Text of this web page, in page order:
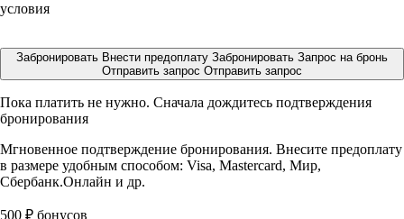
условия
Забронировать Внести предоплату Забронировать Запрос на бронь
Отправить запрос Отправить запрос
Пока платить не нужно. Сначала дождитесь подтверждения
бронирования
Мгновенное подтверждение бронирования. Внесите предоплату
в размере удобным способом: Visa, Mastercard, Мир,
Сбербанк.Онлайн и др.
500 ₽ бонусов